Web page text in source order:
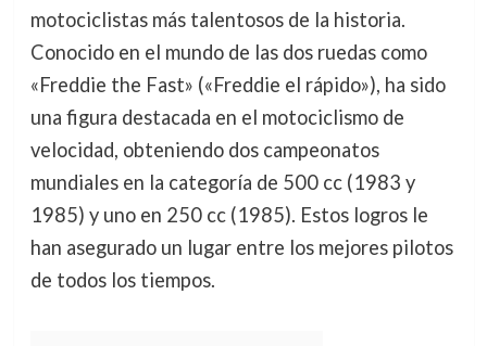
motociclistas más talentosos de la historia.
Conocido en el mundo de las dos ruedas como
«Freddie the Fast» («Freddie el rápido»), ha sido
una figura destacada en el motociclismo de
velocidad, obteniendo dos campeonatos
mundiales en la categoría de 500 cc (1983 y
1985) y uno en 250 cc (1985). Estos logros le
han asegurado un lugar entre los mejores pilotos
de todos los tiempos.